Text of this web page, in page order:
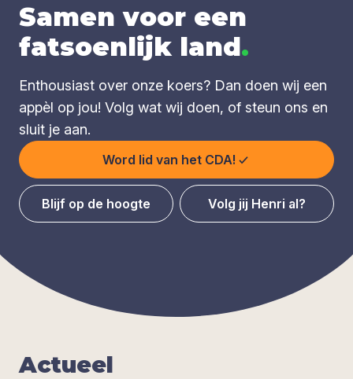
Samen voor een
fatsoenlijk land.
Enthousiast over onze koers? Dan doen wij een
appèl op jou! Volg wat wij doen, of steun ons en
sluit je aan.
Word lid van het CDA!
Blijf op de hoogte Volg jij Henri al?
Actu­eel